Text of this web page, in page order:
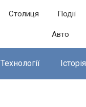
Столиця Події
Авто
Технології Історія